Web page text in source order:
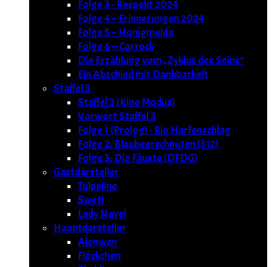
Folge 3 - Respekt 2024
Folge 4 – Erinnerungen 2024
Folge 5 – Honigmulde
Folge 6 – Carrock
Die Erzählung vom „Zyklus des Seins“
Ein Abschied mit Dankbarkeit
Staffel 3
Staffel 3 (Kino Modus)
Vorwort Staffel 3
Folge 1 (Prolog) - Rio Harfenschlag
Folge 2: Blaubeerschnuten (312)
Folge 3: Die Fäuste (DFDG)
Gastdarsteller
Tulpeline
Sweti
Lady Nayel
Hauptdarsteller
Alenwen
Flöckchen